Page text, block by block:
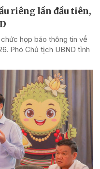
riêng lần đầu tiên,
họp báo thông tin về
Phó Chủ tịch UBND tỉnh